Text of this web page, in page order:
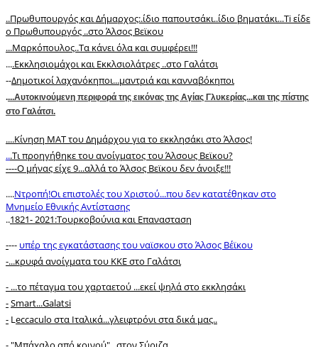
..Πρωθυπουργός και Δήμαρχος:.ίδιο παπουτσάκι..ίδιο βηματάκι...Ti είδε
ο Πρωθυπουργός ..στο Άλσος Βεϊκου
...Μαρκόπουλος..Τα κάνει όλα και συμφέρει!!!
....Εκκλησιομάχοι και Εκκλσιολάτρες ..στο Γαλάτσι
--Δημοτικοί λαχανόκηποι...μαντριά και κανναβόκηποι
....Αυτοκινούμενη περιφορά της εικόνας της Αγίας Γλυκερίας...και της πίστης
στο Γαλάτσι.
....Κίνηση ΜΑΤ του Δημάρχου για το εκκλησάκι στο Άλσος!
...Τι προηγήθηκε του ανοίγματος του Άλσους Βεϊκου?
----Ο μήνας είχε 9...αλλά το Άλσος Βεϊκου δεν άνοιξε!!!
....Ντροπή!Οι επιστολές του Χριστού...που δεν κατατέθηκαν στο
Μνημείο Εθνικής Αντίστασης
..1821- 2021:Toυρκοβούνια και Επανασταση
---- υπέρ της εγκατάστασης του ναϊσκου στο Άλσος Βέϊκου
-...κρυφά ανοίγματα του ΚΚΕ στο Γαλάτσι
- ...το πέταγμα του χαρταετού ...εκεί ψηλά στο εκκλησάκι
-Smart...Galatsi
- Leccaculo στα Ιταλικά...γλειφτρόνι στα δικά μας..